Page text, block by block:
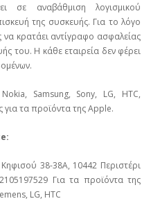
σε αναβάθμιση λογισμικού
της συσκευής. Για το λόγο
κρατάει αντίγραφο ασφαλείας
του. Η κάθε εταιρεία δεν φέρει
Samsung, Sony, LG, HTC,
για τα προϊόντα της Apple.
Κηφισού 38-38Α, 10442 Περιστέρι
Για τα προϊόντα της
LG, HTC